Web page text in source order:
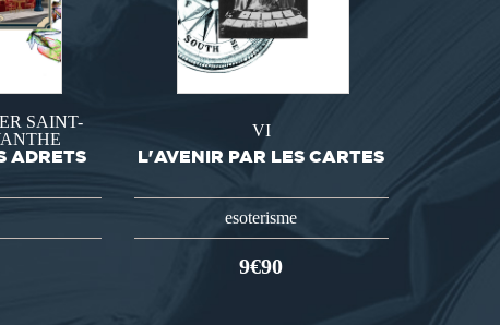
SAINT-
ADRETS
VI
L'AVENIR PAR LES CARTES
esoterisme
9€90